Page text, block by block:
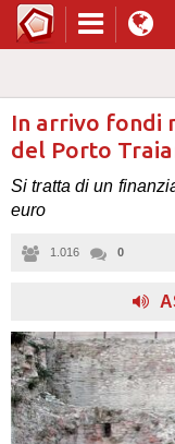
In arrivo fondi
del Porto
Si tratta di un
euro
1.016 0